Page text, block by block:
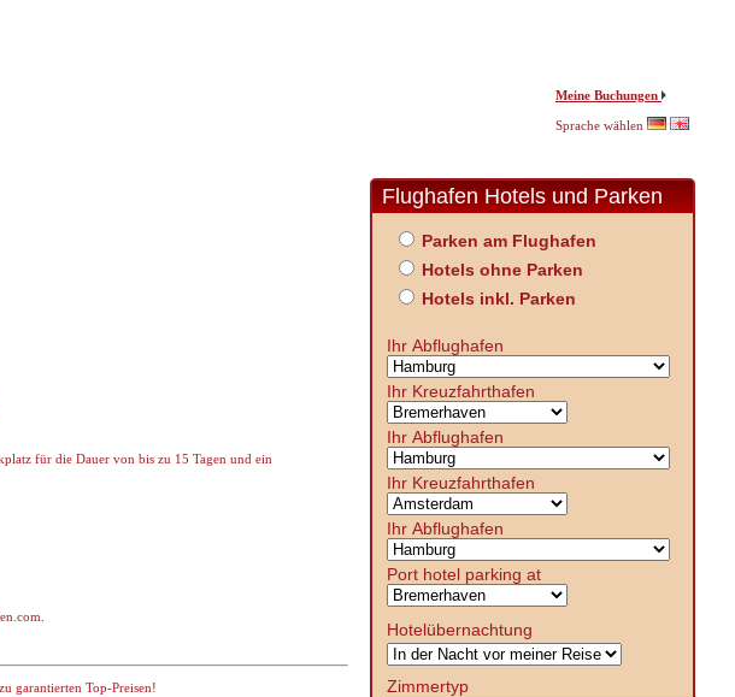
für die Dauer von bis zu 15 Tagen und ein
garantierten Top-Preisen!
Meine Buchungen
Sprache wählen
Flughafen Hotels und Parken
Parken am Flughafen
Hotels ohne Parken
Hotels inkl. Parken
Ihr Abflughafen
Ihr Kreuzfahrthafen
Ihr Abflughafen
Ihr Kreuzfahrthafen
Ihr Abflughafen
Port hotel parking at
Hotelübernachtung
Zimmertyp